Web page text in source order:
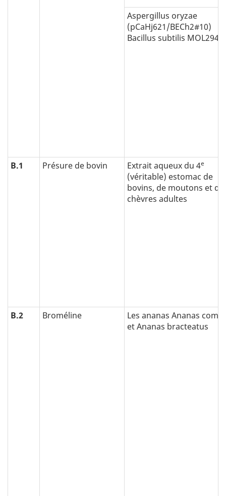
Aspergillus oryzae
(pCaHj621/BECh2#10)
Bacillus subtilis MOL2940
B.1 Présure de bovin Extrait aqueux du 4e
(véritable) estomac de
bovins, de moutons et de
chèvres adultes
B.2 Broméline
Les ananas Ananas
et Ananas bracteatus